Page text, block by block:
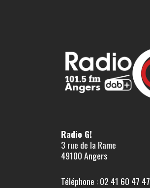
Radio G!
3 rue de la Rame
49100 Angers
Téléphone : 02 41 60 47 47